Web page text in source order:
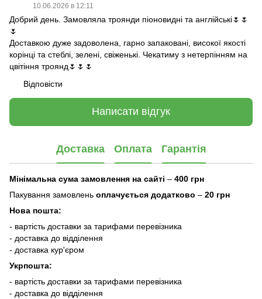
10.06.2026 в 12:11
Добрий день. Замовляла троянди піоновидні та англійські🌷🌷
🌷
Доставкою дуже задоволена, гарно запаковані, високої якості
корінці та стеблі, зелені, свіженькі. Чекатиму з нетерпінням на
цвітіння троянд🌷🌷🌷
Відповісти
Написати відгук
Доставка Оплата Гарантія
Мінімальна сума замовлення на сайті – 400 грн
Пакування замовлень оплачується додатково – 20 грн
Нова пошта:
- вартість доставки за тарифами перевізника
- доставка до відділення
- доставка кур'єром
Укрпошта:
- вартість доставки за тарифами перевізника
- доставка до відділення